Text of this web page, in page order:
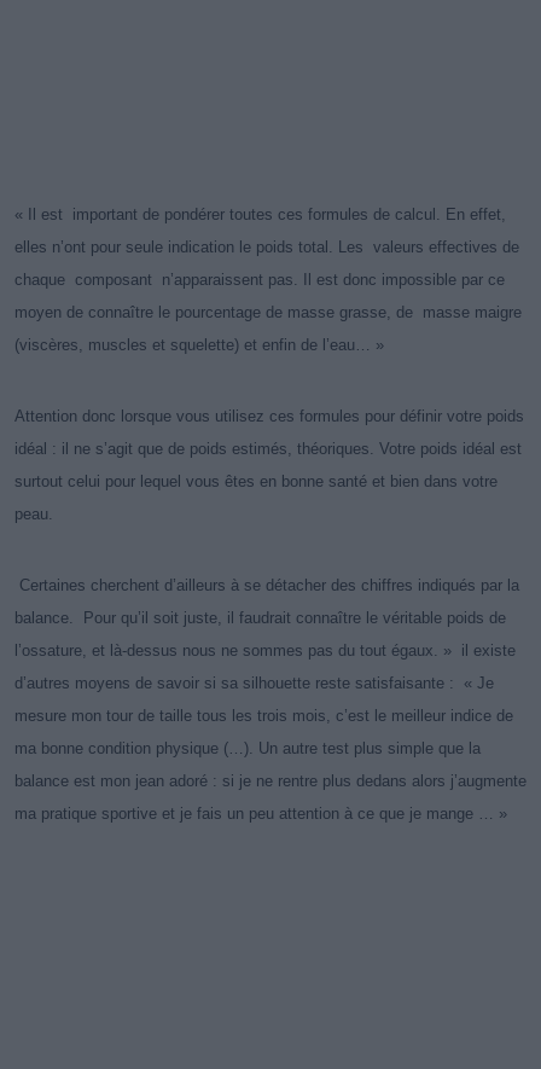
« Il est important de pondérer toutes ces formules de calcul. En effet,
elles n’ont pour seule indication le poids total. Les valeurs effectives de
chaque composant n’apparaissent pas. Il est donc impossible par ce
moyen de connaître le pourcentage de masse grasse, de masse maigre
(viscères, muscles et squelette) et enfin de l’eau… »
Attention donc lorsque vous utilisez ces formules pour définir votre poids
idéal : il ne s’agit que de poids estimés, théoriques. Votre poids idéal est
surtout celui pour lequel vous êtes en bonne santé et bien dans votre
peau.
Certaines cherchent d’ailleurs à se détacher des chiffres indiqués par la
balance. Pour qu’il soit juste, il faudrait connaître le véritable poids de
l’ossature, et là-dessus nous ne sommes pas du tout égaux. » il existe
d’autres moyens de savoir si sa silhouette reste satisfaisante : « Je
mesure mon tour de taille tous les trois mois, c’est le meilleur indice de
ma bonne condition physique (…). Un autre test plus simple que la
balance est mon jean adoré : si je ne rentre plus dedans alors j’augmente
ma pratique sportive et je fais un peu attention à ce que je mange … »